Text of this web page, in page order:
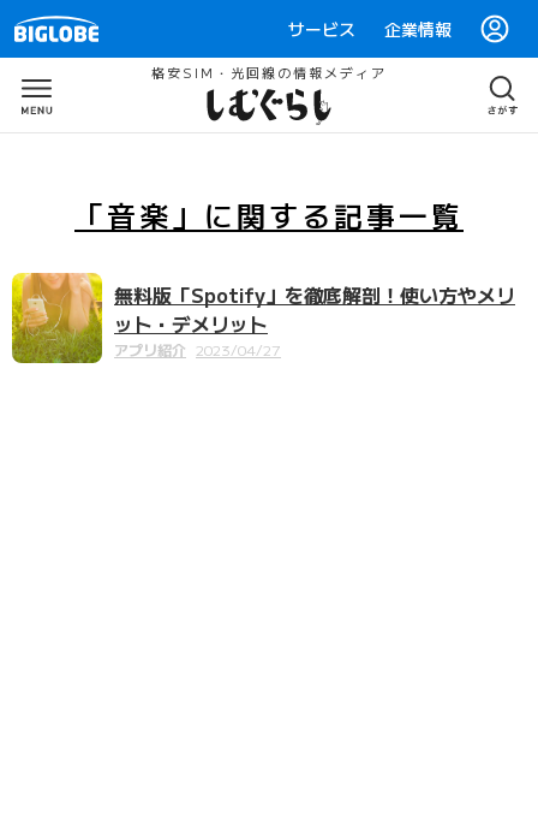
サービス 企業情報
格安SIM・光回線の情報メディア
「音楽」 に関する記事一覧
無料版「Spotify」を徹底解剖！使い方やメリ
ット・デメリット
アプリ紹介 2023/04/27